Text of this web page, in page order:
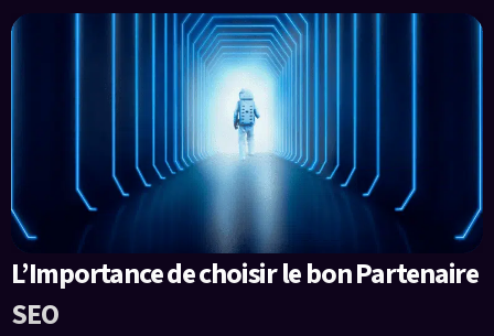
L’Importance de choisir le bon Partenaire
SEO